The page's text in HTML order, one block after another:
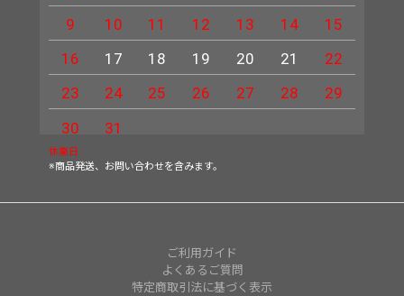
9
10 11 12 13 14
15
16
17 18 19 20 21
22
23
24 25 26 27 28
29
30
31
休業日
※商品発送、お問い合わせを含みます。
ご利用ガイド
よくあるご質問
特定商取引法に基づく表示